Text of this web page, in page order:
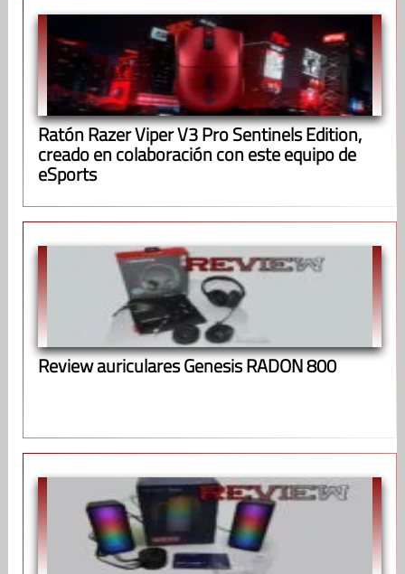
Ratón Razer Viper V3 Pro Sentinels Edition,
creado en colaboración con este equipo de
eSports
Review auriculares Genesis RADON 800